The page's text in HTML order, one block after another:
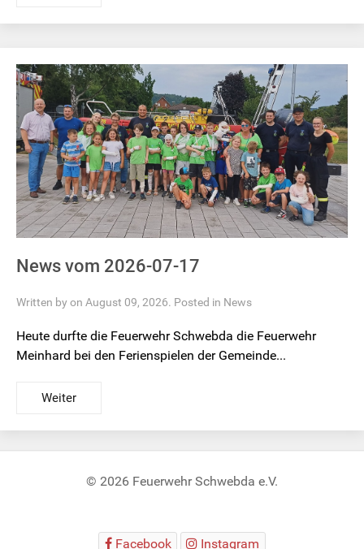
News vom 2026-07-17
Written by on August 09, 2026. Posted in News
Heute durfte die Feuerwehr Schwebda die Feuerwehr
Meinhard bei den Ferienspielen der Gemeinde...
Weiter
© 2026 Feuerwehr Schwebda e.V.
Facebook Instagram